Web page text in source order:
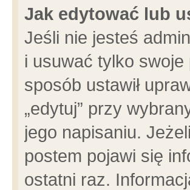
Jak edytować lub
Jeśli nie jesteś
i usuwać tylko
sposób ustawił
„edytuj” przy
jego napisaniu.
postem pojawi się
ostatni raz.